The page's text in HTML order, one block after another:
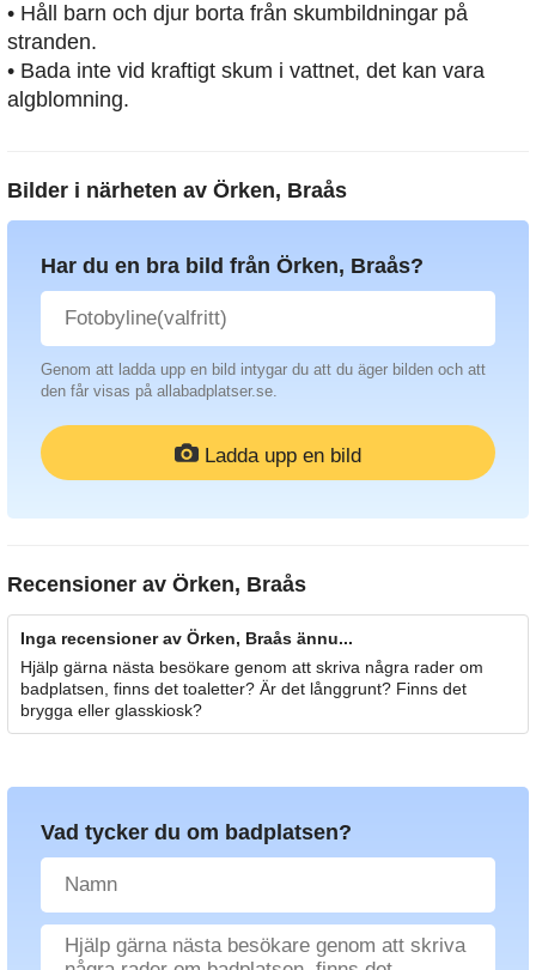
• Håll barn och djur borta från skumbildningar på
stranden.
• Bada inte vid kraftigt skum i vattnet, det kan vara
algblomning.
Bilder i närheten av Örken, Braås
Har du en bra bild från Örken, Braås?
Genom att ladda upp en bild intygar du att du äger bilden och att
den får visas på allabadplatser.se.
Ladda upp en bild
Recensioner av Örken, Braås
Inga recensioner av Örken, Braås ännu...
Hjälp gärna nästa besökare genom att skriva några rader om
badplatsen, finns det toaletter? Är det långgrunt? Finns det
brygga eller glasskiosk?
Vad tycker du om badplatsen?